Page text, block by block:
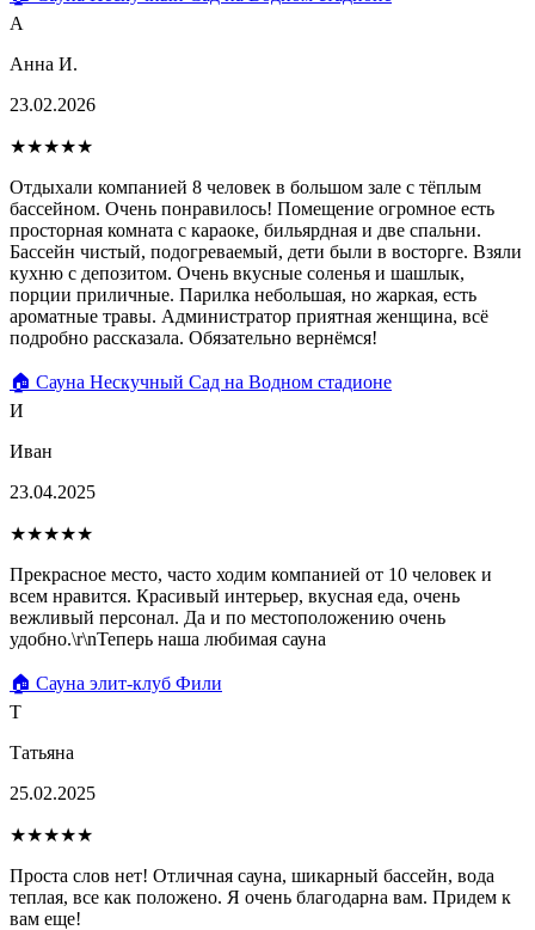
А
Анна И.
23.02.2026
★★★★★
Отдыхали компанией 8 человек в большом зале с тёплым
бассейном. Очень понравилось! Помещение огромное есть
просторная комната с караоке, бильярдная и две спальни.
Бассейн чистый, подогреваемый, дети были в восторге. Взяли
кухню с депозитом. Очень вкусные соленья и шашлык,
порции приличные. Парилка небольшая, но жаркая, есть
ароматные травы. Администратор приятная женщина, всё
подробно рассказала. Обязательно вернёмся!
🏠 Сауна Нескучный Сад на Водном стадионе
И
Иван
23.04.2025
★★★★★
Прекрасное место, часто ходим компанией от 10 человек и
всем нравится. Красивый интерьер, вкусная еда, очень
вежливый персонал. Да и по местоположению очень
удобно.\r\nТеперь наша любимая сауна
🏠 Сауна элит-клуб Фили
Т
Татьяна
25.02.2025
★★★★★
Проста слов нет! Отличная сауна, шикарный бассейн, вода
теплая, все как положено. Я очень благодарна вам. Придем к
вам еще!